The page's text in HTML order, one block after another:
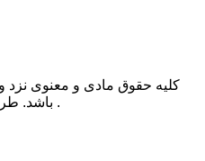
کلیه حقوق مادی و معنوی
باشد. .